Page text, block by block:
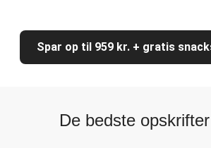
Spar op til 959 kr. + gratis
De bedste